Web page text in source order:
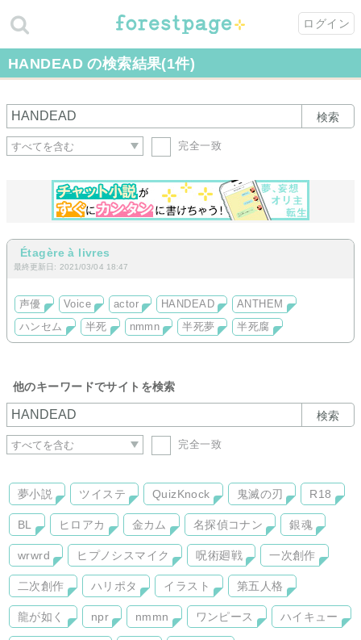
ログイン
HANDEAD の検索結果(1件)
検索
完全一致
Étagère à livres
最終更新日: 2021/03/04 18:47
声優 Voice actor HANDEAD
ANTHEM
ハンセム
半死 nmmn 半死夢 半死腐
他のキーワードでサイトを検索
検索
完全一致
夢小説 ツイステ QuizKnock 鬼滅の刃 R18
BL ヒロアカ 金カム 名探偵コナン 銀魂
wrwrd ヒプノシスマイク 呪術廻戦 一次創作
二次創作 ハリポタ イラスト 第五人格
龍が如く npr nmmn ワンピース ハイキュー